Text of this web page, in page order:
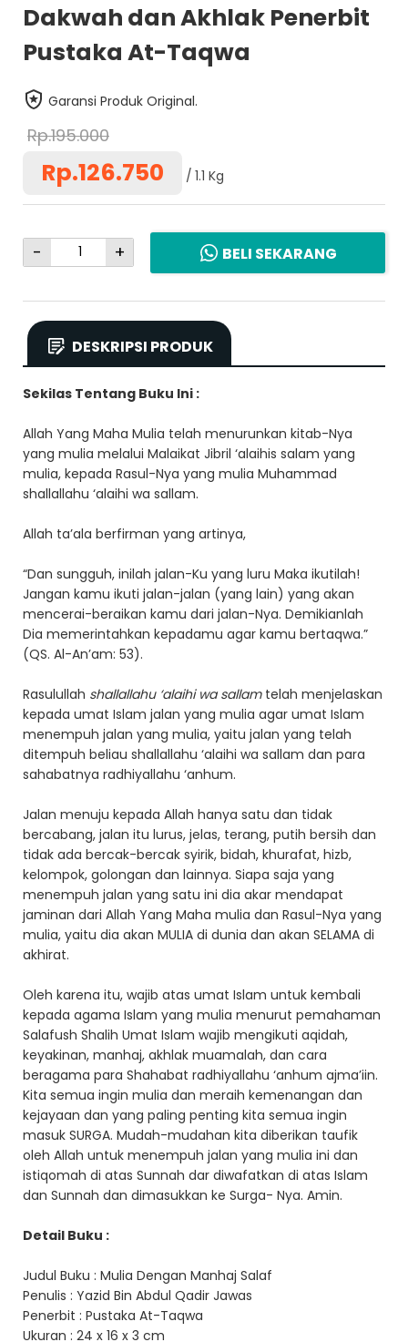
Dakwah dan Akhlak Penerbit
Pustaka At-Taqwa
Garansi Produk Original.
Rp.195.000
Rp.126.750 1.1 Kg
- + BELI SEKARANG
DESKRIPSI PRODUK
Sekilas Tentang Buku Ini :
Allah Yang Maha Mulia telah menurunkan kitab-Nya
yang mulia melalui Malaikat Jibril ‘alaihis salam yang
mulia, kepada Rasul-Nya yang mulia Muhammad
shallallahu ‘alaihi wa sallam.
Allah ta’ala berfirman yang artinya,
“Dan sungguh, inilah jalan-Ku yang luru Maka ikutilah!
Jangan kamu ikuti jalan-jalan (yang lain) yang akan
mencerai-beraikan kamu dari jalan-Nya. Demikianlah
Dia memerintahkan kepadamu agar kamu bertaqwa.”
(QS. Al-An’am: 53).
Rasulullah shallallahu ‘alaihi wa sallamtelah menjelaskan
kepada umat Islam jalan yang mulia agar umat Islam
menempuh jalan yang mulia, yaitu jalan yang telah
ditempuh beliau shallallahu ‘alaihi wa sallam dan para
sahabatnya radhiyallahu ‘anhum.
Jalan menuju kepada Allah hanya satu dan tidak
bercabang, jalan itu lurus, jelas, terang, putih bersih dan
tidak ada bercak-bercak syirik, bidah, khurafat, hizb,
kelompok, golongan dan lainnya. Siapa saja yang
menempuh jalan yang satu ini dia akar mendapat
jaminan dari Allah Yang Maha mulia dan Rasul-Nya yang
mulia, yaitu dia akan MULIA di dunia dan akan SELAMA di
akhirat.
Oleh karena itu, wajib atas umat Islam untuk kembali
kepada agama Islam yang mulia menurut pemahaman
Salafush Shalih Umat Islam wajib mengikuti aqidah,
keyakinan, manhaj, akhlak muamalah, dan cara
beragama para Shahabat radhiyallahu ‘anhum ajma’iin.
Kita semua ingin mulia dan meraih kemenangan dan
kejayaan dan yang paling penting kita semua ingin
masuk SURGA. Mudah-mudahan kita diberikan taufik
oleh Allah untuk menempuh jalan yang mulia ini dan
istiqomah di atas Sunnah dar diwafatkan di atas Islam
dan Sunnah dan dimasukkan ke Surga- Nya. Amin.
Detail Buku :
Judul Buku : Mulia Dengan Manhaj Salaf
Penulis : Yazid Bin Abdul Qadir Jawas
Penerbit : Pustaka At-Taqwa
Ukuran : 24 x 16 x 3 cm